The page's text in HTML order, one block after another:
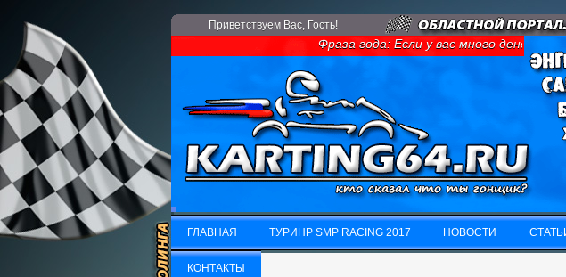
Приветствуем Вас, Гость!
Фраза года: Если у вас много денег и
ГЛАВНАЯ
ГЛАВНАЯ
ТУРИНР SMP RACING 2017 НОВОСТИ
КОНТАКТЫ